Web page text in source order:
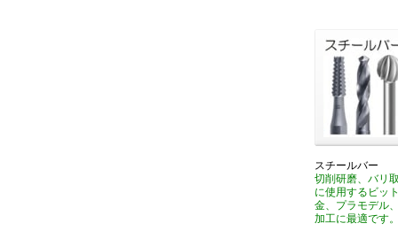
スチールバー
切削研磨、バリ
に使用するビッ
金、プラモデル
加工に最適です